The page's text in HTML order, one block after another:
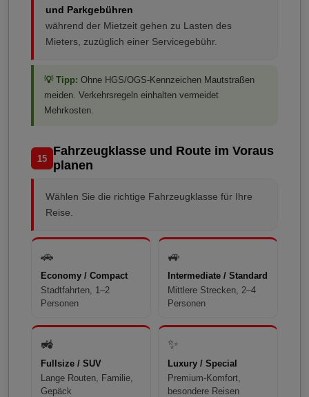
und Parkgebühren
während der Mietzeit gehen zu Lasten des
Mieters, zuzüglich einer Servicegebühr.
💡 Tipp: Ohne HGS/OGS-Kennzeichen Mautstraßen
meiden. Verkehrsregeln einhalten vermeidet
Mehrkosten.
15
Fahrzeugklasse und Route im Voraus
planen
Wählen Sie die richtige Fahrzeugklasse für Ihre
Reise.
🚗
Economy / Compact
Stadtfahrten, 1–2
Personen
🚙
Intermediate / Standard
Mittlere Strecken, 2–4
Personen
🚜
Fullsize / SUV
Lange Routen, Familie,
Gepäck
✨
Luxury / Special
Premium-Komfort,
besondere Reisen